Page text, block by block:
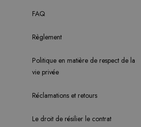
FAQ
Règlement
Politique en matière de respect de la
vie privée
Réclamations et retours
Le droit de résilier le contrat